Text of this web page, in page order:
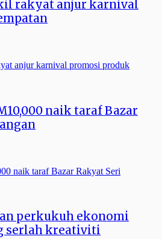
rakyat anjur karnival
naik taraf Bazar
perkukuh ekonomi
serlah kreativiti